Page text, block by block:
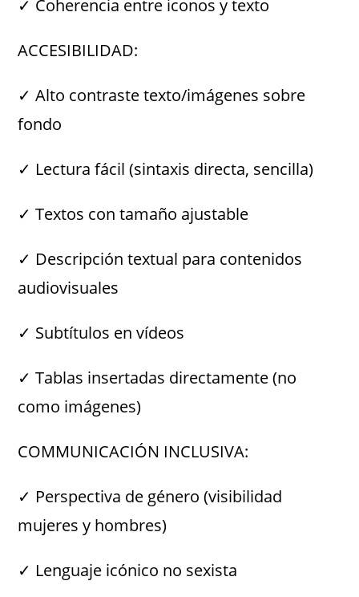
✓ Coherencia entre iconos y texto
ACCESIBILIDAD:
✓ Alto contraste texto/imágenes sobre
fondo
✓ Lectura fácil (sintaxis directa, sencilla)
✓ Textos con tamaño ajustable
✓ Descripción textual para contenidos
audiovisuales
✓ Subtítulos en vídeos
✓ Tablas insertadas directamente (no
como imágenes)
COMMUNICACIÓN INCLUSIVA:
✓ Perspectiva de género (visibilidad
mujeres y hombres)
✓ Lenguaje icónico no sexista